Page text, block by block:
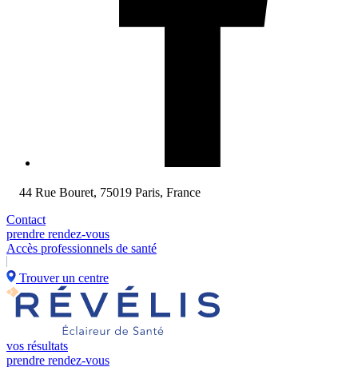
44 Rue Bouret, 75019 Paris, France
Contact
prendre rendez-vous
Accès professionnels de santé
Trouver un centre
vos résultats
prendre rendez-vous